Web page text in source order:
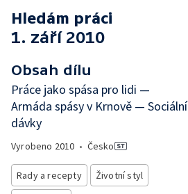
Hledám práci
1. září 2010
Obsah dílu
Práce jako spása pro lidi —
Armáda spásy v Krnově — Sociální
dávky
Vyrobeno 2010 • Česko
Rady a recepty
Životní styl